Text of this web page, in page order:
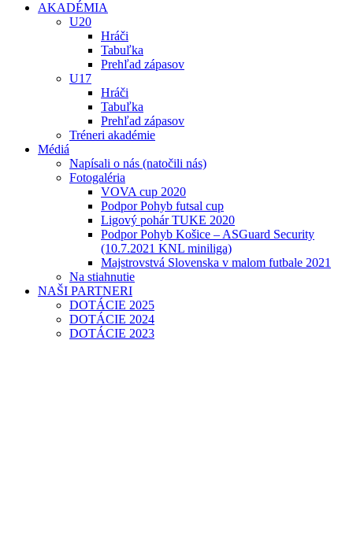
AKADÉMIA
U20
Hráči
Tabuľka
Prehľad zápasov
U17
Hráči
Tabuľka
Prehľad zápasov
Tréneri akadémie
Médiá
Napísali o nás (natočili nás)
Fotogaléria
VOVA cup 2020
Podpor Pohyb futsal cup
Ligový pohár TUKE 2020
Podpor Pohyb Košice – ASGuard Security
(10.7.2021 KNL miniliga)
Majstrovstvá Slovenska v malom futbale 2021
Na stiahnutie
NAŠI PARTNERI
DOTÁCIE 2025
DOTÁCIE 2024
DOTÁCIE 2023